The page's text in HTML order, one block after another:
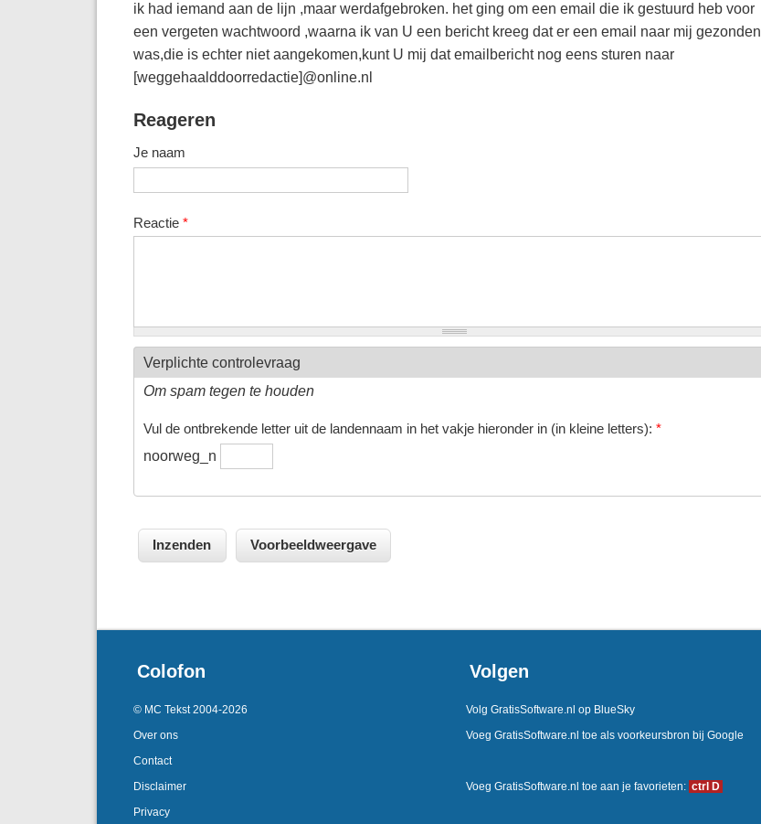
ik had iemand aan de lijn ,maar werdafgebroken. het ging om een email die ik gestuurd heb voor
een vergeten wachtwoord ,waarna ik van U een bericht kreeg dat er een email naar mij gezonden
was,die is echter niet aangekomen,kunt U mij dat emailbericht nog eens sturen naar
[weggehaalddoorredactie]@online.nl
Reageren
Je naam
Reactie *
Verplichte controlevraag
Om spam tegen te houden
Vul de ontbrekende letter uit de landennaam in het vakje hieronder in (in kleine letters): *
noorweg_n
Colofon
© MC Tekst 2004-2026
Over ons
Contact
Disclaimer
Privacy
Volgen
Volg GratisSoftware.nl op BlueSky
Voeg GratisSoftware.nl toe als voorkeursbron bij Google
Voeg GratisSoftware.nl toe aan je favorieten: ctrl D